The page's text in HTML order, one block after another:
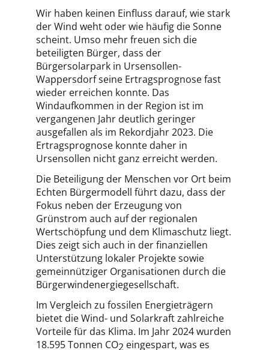
Wir haben keinen Einfluss darauf, wie stark
der Wind weht oder wie häufig die Sonne
scheint. Umso mehr freuen sich die
beteiligten Bürger, dass der
Bürgersolarpark in Ursensollen-
Wappersdorf seine Ertragsprognose fast
wieder erreichen konnte. Das
Windaufkommen in der Region ist im
vergangenen Jahr deutlich geringer
ausgefallen als im Rekordjahr 2023. Die
Ertragsprognose konnte daher in
Ursensollen nicht ganz erreicht werden.
Die Beteiligung der Menschen vor Ort beim
Echten Bürgermodell führt dazu, dass der
Fokus neben der Erzeugung von
Grünstrom auch auf der regionalen
Wertschöpfung und dem Klimaschutz liegt.
Dies zeigt sich auch in der finanziellen
Unterstützung lokaler Projekte sowie
gemeinnütziger Organisationen durch die
Bürgerwindenergiegesellschaft.
Im Vergleich zu fossilen Energieträgern
bietet die Wind- und Solarkraft zahlreiche
Vorteile für das Klima. Im Jahr 2024 wurden
18.595 Tonnen CO2 eingespart, was es